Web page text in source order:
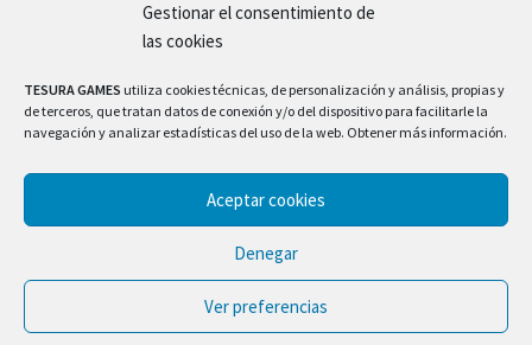
Gestionar el consentimiento de
las cookies
TESURA GAMES utiliza cookies técnicas, de personalización y análisis, propias y
de terceros, que tratan datos de conexión y/o del dispositivo para facilitarle la
navegación y analizar estadísticas del uso de la web. Obtener más información.
Aceptar cookies
Denegar
Ver preferencias